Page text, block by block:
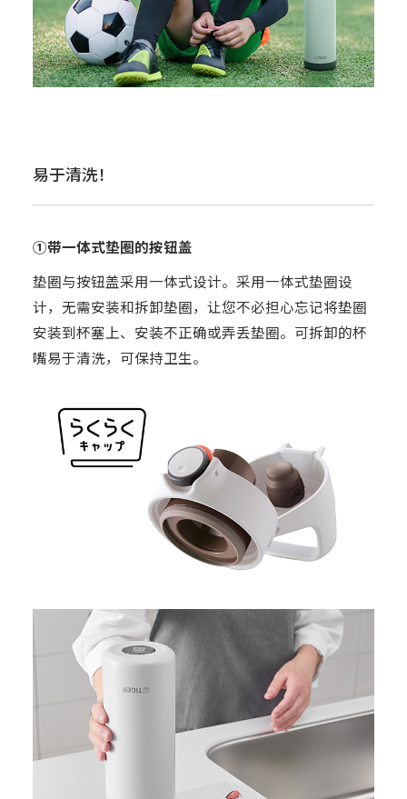
易于清洗！
①带一体式垫圈的按钮盖
垫圈与按钮盖采用一体式设计。采用一体式垫圈设
计，无需安装和拆卸垫圈，让您不必担心忘记将垫圈
安装到杯塞上、安装不正确或弄丢垫圈。可拆卸的杯
嘴易于清洗，可保持卫生。